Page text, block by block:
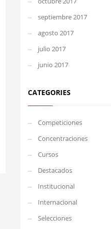
septiembre 2017
agosto 2017
julio 2017
junio 2017
CATEGORIES
Competiciones
Concentraciones
Cursos
Destacados
Institucional
Internacional
Selecciones